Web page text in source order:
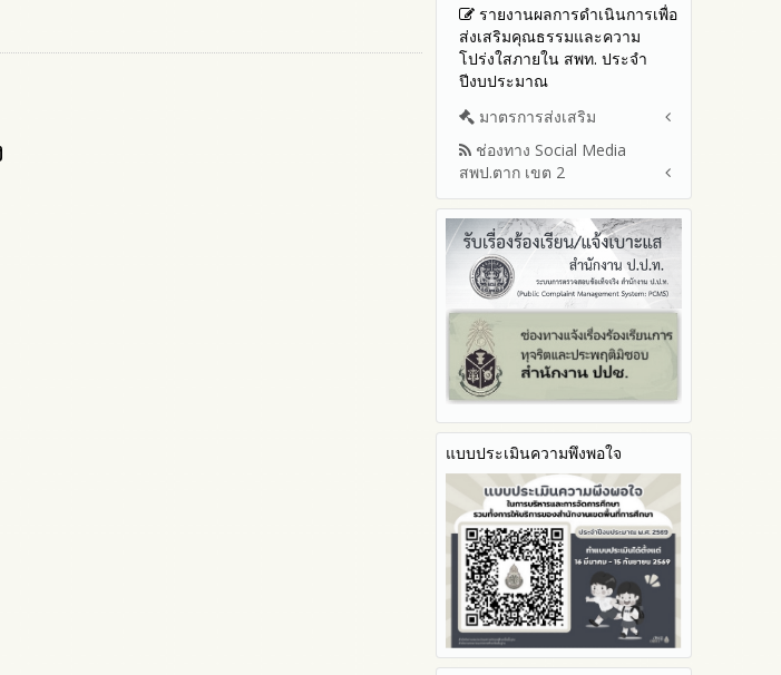
รายงานผลการดำเนินการเพื่อ
ส่งเสริมคุณธรรมและความ
โปร่งใสภายใน สพท. ประจำ
ปีงบประมาณ
มาตรการส่งเสริม
มาตรการเผยแพร่ข้อมูลต่อ
สาธารณะ
มาตรการส่งเสริมความโปร่งใสใน
การจัดซื้อจัดจ้าง
มาตราการจัดการเรื่องร้องเรียน
การทุจริต
มาตรการป้องกันการรับสินบน
มาตรการป้องกันการขัดกัน
ระหว่างผลประโยชน์ส่วนตนกับ
ส่วนรวม
มาตรการตรวจสอบการใช้ดุลพินิจ
มาตราการให้ผู้มีส่วนได้ส่วนเสียมี
ส่วนร่วม
ช่องทาง Social Media
สพป.ตาก เขต 2
Q&A / ชมเชย / เสนอแนะ
Facebook เพจ สพป.ตาก 2
Youtube ช่อง สพป.ตาก เขต 2
Youtube เรื่องเล่าข่าวตาก 2
แบบประเมินความพึงพอใจ